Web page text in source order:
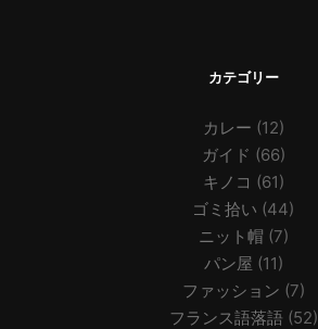
カテゴリー
カレー (12)
ガイド (66)
キノコ (61)
ゴミ拾い (44)
ニット帽 (7)
パン屋 (11)
ファッション (7)
フランス語落語 (52)